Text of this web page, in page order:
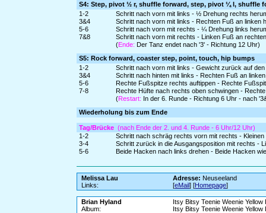
S4: Step, pivot ½ r, shuffle forward, step, pivot ¼ l, shuffle
1-2
Schritt nach vorn mit links - ½ Drehung rechts
3&4
Schritt nach vorn mit links - Rechten Fuß an linken
5-6
Schritt nach vorn mit rechts - ¼ Drehung links
7&8
Schritt nach vorn mit rechts - Linken Fuß an
(Ende: Der Tanz endet nach '3' - Richtung 12 Uhr)
S5: Rock forward, coaster step, point, touch, hip bumps
1-2
Schritt nach vorn mit links - Gewicht zurück auf
3&4
Schritt nach hinten mit links - Rechten Fuß an
5-6
Rechte Fußspitze rechts auftippen - Rechte
7-8
Rechte Hüfte nach rechts oben schwingen -
(Restart: In der 6. Runde - Richtung 6 Uhr - nach
Wiederholung bis zum Ende
Tag/Brücke (nach Ende der 2. und 4. Runde - 6 Uhr/12 Uhr)
1-2
Schritt nach schräg rechts vorn mit rechts -
3-4
Schritt zurück in die Ausgangsposition mit rechts -
5-6
Beide Hacken nach links drehen - Beide Hacken
Melissa Lau Adresse: Neuseeland
Links:
[eMail] [Homepage]
Brian Hyland
Itsy Bitsy Teenie Weenie Yellow
Album:
Itsy Bitsy Teenie Weenie Yellow